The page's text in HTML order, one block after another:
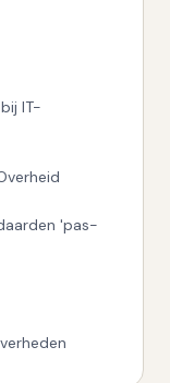
IT-
'pas-